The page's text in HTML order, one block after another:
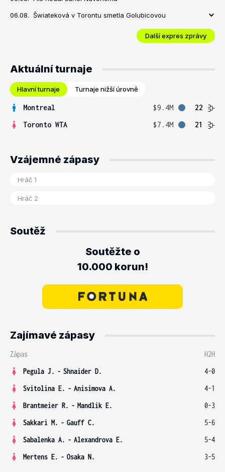
06.08. Šwiateková v Torontu smetla Golubicovou
Další expres zprávy
Aktuální turnaje
Hlavní turnaje Turnaje nižší úrovně
Montreal $9.4M
22
Toronto WTA
$7.4M 21
Vzájemné zápasy
Soutěž
Soutěžte o
10.000 korun!
Zajímavé zápasy
Zápas
H2H
Pegula J. - Shnaider D.
4-0
Svitolina E. - Anisimova A.
4-1
Brantmeier R. - Mandlik E.
0-3
Sakkari M. - Gauff C.
5-6
Sabalenka A. - Alexandrova E.
5-4
Mertens E. - Osaka N. 3-5